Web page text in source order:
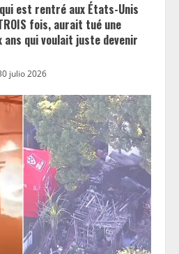
est rentré aux États-Unis
fois, aurait tué une
qui voulait juste devenir
julio 2026